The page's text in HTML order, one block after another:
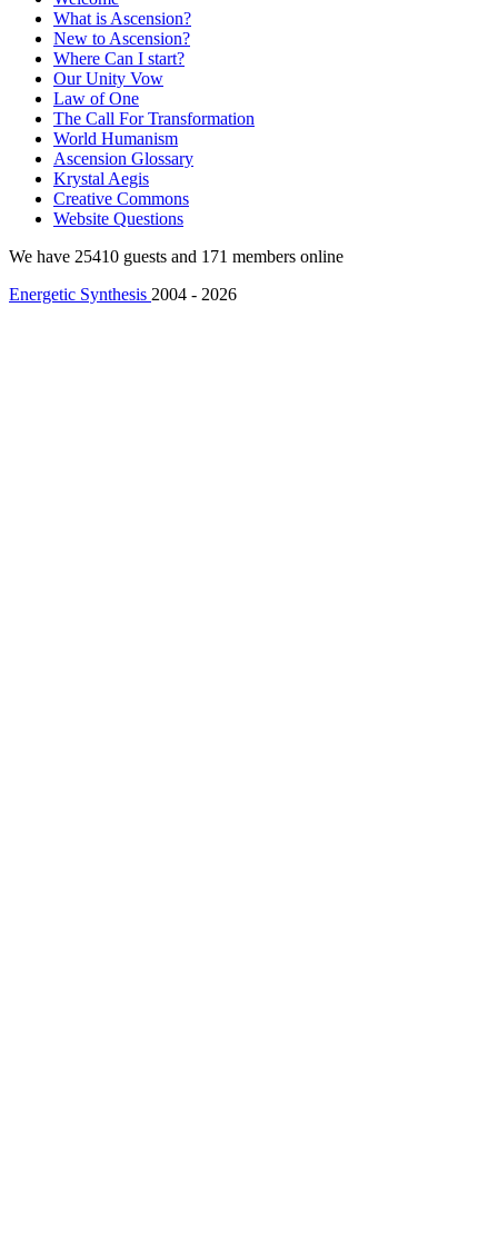
What is Ascension?
New to Ascension?
Where Can I start?
Our Unity Vow
Law of One
The Call For Transformation
World Humanism
Ascension Glossary
Krystal Aegis
Creative Commons
Website Questions
We have 25410 guests and 171 members online
Energetic Synthesis 2004 - 2026